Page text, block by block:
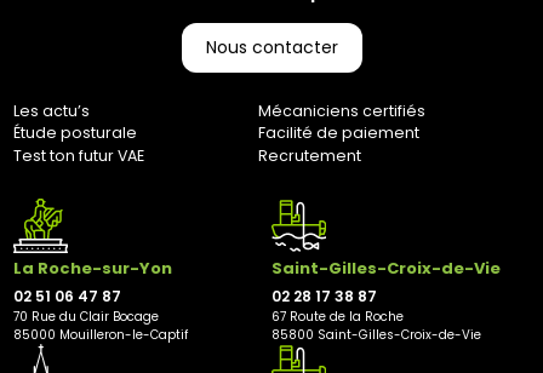
marketing@bernaudeaucycles.fr.
70 rue du Clair Bocage
85000, Mouilleron-Le-Captif
Nous contacter
Les actu’s
Mécaniciens certifiés
Étude posturale
Facilité de paiement
Test ton futur VAE
Recrutement
La Roche-sur-Yon
02 51 06 47 87
70 Rue du Clair Bocage
85000 Mouilleron-le-Captif
Saint-Gilles-Croix-de-Vie
02 28 17 38 87
67 Route de la Roche
85800 Saint-Gilles-Croix-de-Vie